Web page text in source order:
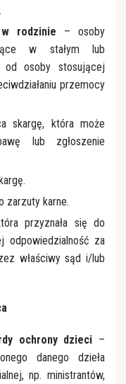
w rodzinie – osoby
w stałym lub
od osoby stosującej
przemocy
skargę, która może
lub zgłoszenie
zarzuty karne.
przyznała się do
odpowiedzialność za
właściwy sąd i/lub
ochrony dzieci –
danego dzieła
np. ministrantów,